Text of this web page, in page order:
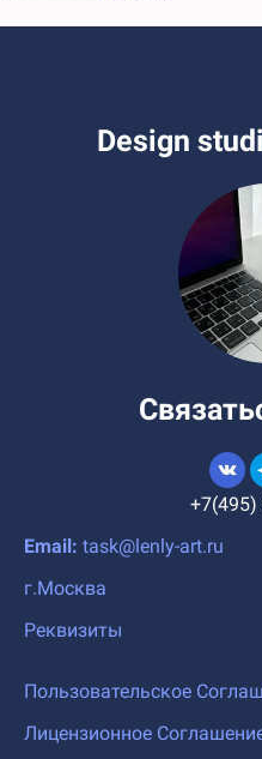
Design
+7(495)
Email: task@lenly-art.ru
г.Москва
Реквизиты
Пользовательское
Лицензионное